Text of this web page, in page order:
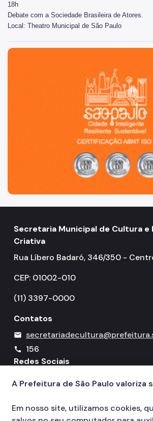
Arquivo Histórico
Theatro Municipal
Urbanismo social
Publicações
Spcine
18h
Debate com a Sociedade Brasileira de Atores.
Local: Theatro Municipal de São Paulo
São Paulo, cidade inteligente,
Secretaria Municipal de Cultura e
Criativa
Rua Líbero Badaró, 346/350 -
CEP: 01002-010
(11) 3397-0000
Contatos
mail
call
156
Redes Sociais
Icone do YouTube
Icone do X
Icone do Instagram
Icone do Facebook
Icone do Flickr
A Prefeitura de São Paulo valoriza
Em nosso site, utilizamos cookies,